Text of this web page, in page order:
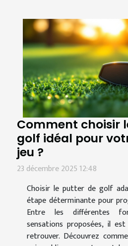
Comment choisir
golf idéal pour
jeu ?
23 décembre 2025 12:48
Choisir le putter de golf
étape déterminante pour
Entre les différentes
sensations proposées, il
retrouver. Découvrez